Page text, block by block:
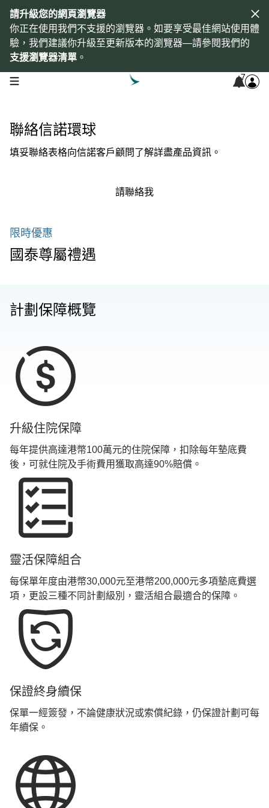
請升級您的網頁瀏覽器
你正在使用我們不支援的瀏覽器。如要享受最佳網站使用體
驗，我們建議你升級至更新版本的瀏覽器—請參閱我們的
支援瀏覽器清單 。
open navigation menu 7
聯絡信諾環球
填妥聯絡表格向信諾客戶顧問了解詳盡產品資訊。
請聯絡我
限時優惠
國泰尊屬禮遇
計劃保障概覽
升級住院保障
每年提供高達港幣100萬元的住院保障，扣除每年墊底費
後，可就住院及手術費用獲取高達90%賠償。
靈活保障組合
每保單年度由港幣30,000元至港幣200,000元多項墊底費選
項，更設三種不同計劃級別，靈活組合最適合的保障。
保證終身續保
保單一經簽發，不論健康狀況或索償紀錄，仍保證計劃可每
年續保。